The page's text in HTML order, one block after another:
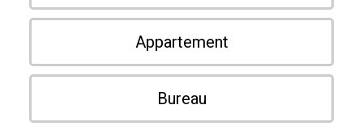
Appartement
Bureau